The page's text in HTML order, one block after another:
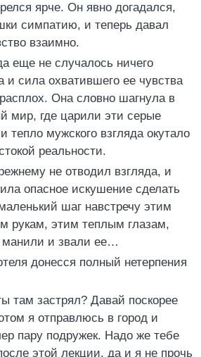
ярче. Он явно догадался,
симпатию, и теперь давал
взаимно.
еще не случалось ничего
и сила охватившего ее чувства
Она словно шагнула в
мир, где царили эти серые
тепло мужского взгляда окутало
реальности.
не отводил взгляда, и
опасное искушение сделать
шаг навстречу этим
рукам, этим теплым глазам,
манили и звали ее…
донесся полный нетерпения
там застрял? Давай поскорее
я отправлюсь в город и
пару подружек. Надо же тебе
этой лекции, да и я не прочь